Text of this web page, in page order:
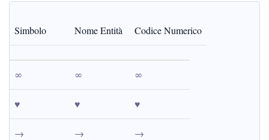
Simbolo Nome Entità Codice Numerico
∞ ∞ ∞
♥ ♥ ♥
→ → →